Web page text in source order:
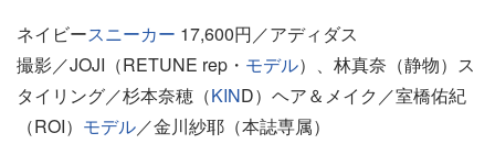
ネイビースニーカー 17,600円／アディダス
撮影／JOJI（RETUNE rep・ モデル）、林真奈（静物）ス
タイリング／杉本奈穂（KIND）ヘア＆メイク／室橋佑紀
（ROI） モデル／金川紗耶（本誌専属）